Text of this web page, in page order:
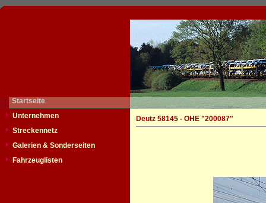
Startseite
Unternehmen
Streckennetz
Galerien & Sonderseiten
Fahrzeuglisten
Deutz 58145 - OHE "200087"